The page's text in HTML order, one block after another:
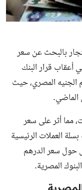
بالبحث عن سعر
أعقاب قرار البنك
الجنيه المصري، حيث
مما أثر على سعر
العملات الرئيسية
حول سعر الدرهم
المصرية.